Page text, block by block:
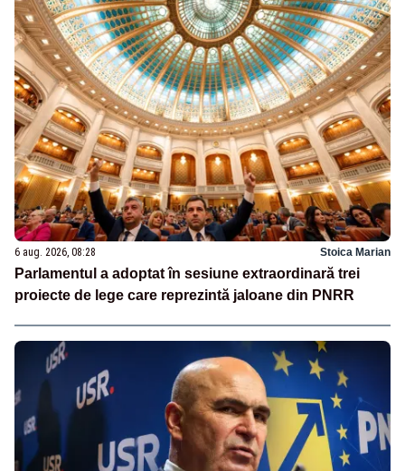
6 aug. 2026, 08:28 Stoica Marian
Parlamentul a adoptat în sesiune extraordinară trei
proiecte de lege care reprezintă jaloane din PNRR